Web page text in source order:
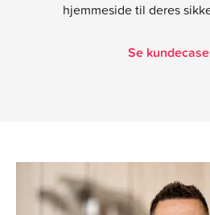
hjemmeside til deres
Se